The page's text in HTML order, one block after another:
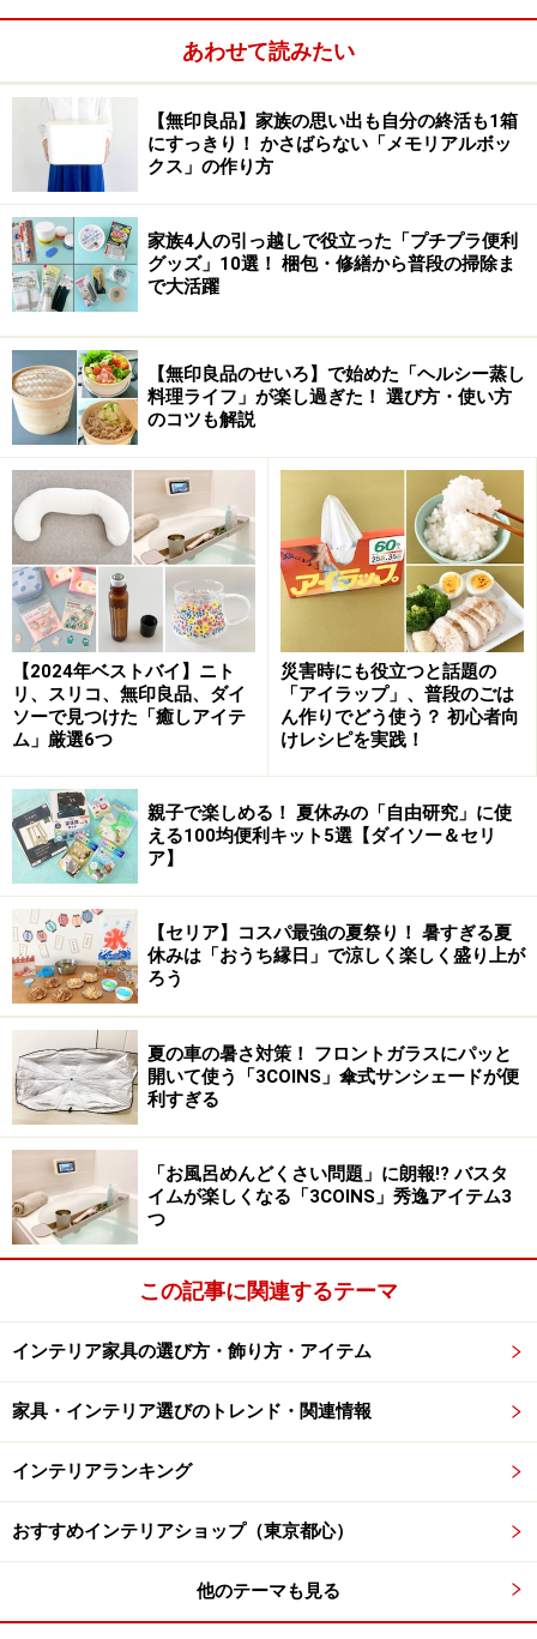
そんなわけで、2014年☆インテリアグッズBEST5☆のイ
シカワ好感度ナンバー１は、折り紙のような日本的でも
あり、近未来的なデザインバッグ「LUENT BASICS」。
在庫切れで入手困難と聞いていますので、要チェックア
イテムとして注目してください。
それでは後編、2014年後半デザイナーズファニチャー、
椅子の登場です。
ランキング発表前に、ショップでとても気になるアイテ
ムの中から一押しアイテムをhhstyle.com 広報：西村さ
んお聞きしました。
2014年後半（7-12月）一押しデザイナーズ
チェア
「Panton Junior」「Petit Repos」
Panton Junior ●クリックすると拡大します。
（西村さんのコメント）
雑貨とも捉えられますが、素敵なプレゼントの“椅子”と
してお勧めのアイテムです。
■ 「Panton Junior」データ
Designer: Verner Panton, 1959/60
Production: Vitra
Size: W376xD446xH628/SH348mm
Price : 19,040円（税込）
Petit Repos ●クリックすると拡大します。
（西村さんのコメント）
身体を包みこむような優しさがある、ゆったりとしたイ
あわせて読みたい
【無印良品】家族の思い出も自分の終活も1箱
にすっきり！ かさばらない「メモリアルボッ
クス」の作り方
家族4人の引っ越しで役立った「プチプラ便利
グッズ」10選！ 梱包・修繕から普段の掃除ま
で大活躍
【無印良品のせいろ】で始めた「ヘルシー蒸し
料理ライフ」が楽し過ぎた！ 選び方・使い方
のコツも解説
【2024年ベストバイ】ニト
リ、スリコ、無印良品、ダイ
ソーで見つけた「癒しアイテ
ム」厳選6つ
災害時にも役立つと話題の
「アイラップ」、普段のごは
ん作りでどう使う？ 初心者向
けレシピを実践！
親子で楽しめる！ 夏休みの「自由研究」に使
える100均便利キット5選【ダイソー＆セリ
ア】
【セリア】コスパ最強の夏祭り！ 暑すぎる夏
休みは「おうち縁日」で涼しく楽しく盛り上が
ろう
夏の車の暑さ対策！ フロントガラスにパッと
開いて使う「3COINS」傘式サンシェードが便
利すぎる
「お風呂めんどくさい問題」に朗報!? バスタ
イムが楽しくなる「3COINS」秀逸アイテム3
つ
この記事に関連するテーマ
インテリア家具の選び方・飾り方・アイテム
家具・インテリア選びのトレンド・関連情報
インテリアランキング
おすすめインテリアショップ（東京都心）
他のテーマも見る